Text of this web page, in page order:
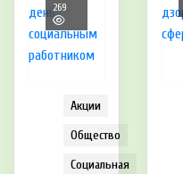
269
Акции
Общество
Социальная